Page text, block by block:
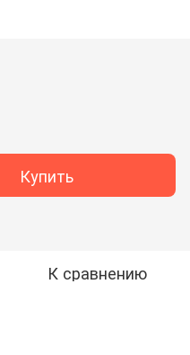
Купить
К сравнению